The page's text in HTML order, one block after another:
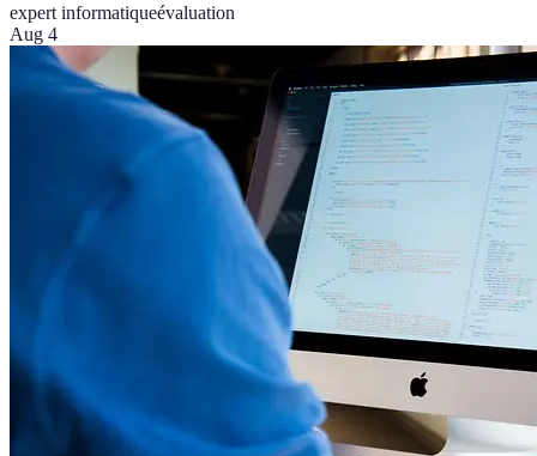
expert informatiqueévaluation
Aug 4